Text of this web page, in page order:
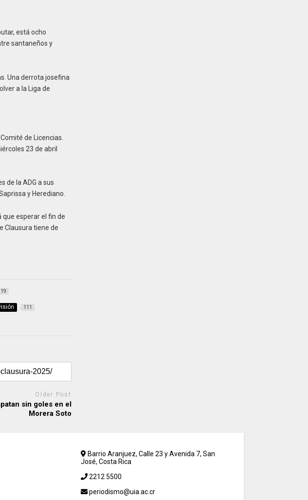
está ocho
santaneños y
Una derrota josefina
a la Liga de
de Licencias.
23 de abril
de la ADG a sus
y Herediano.
esperar el fin de
Clausura tiene de
111
Older Post
sin goles en el
Morera Soto
Barrio Aranjuez, Calle 23 y Avenida 7, San
José, Costa Rica
2212 5500
periodismo@uia.ac.cr